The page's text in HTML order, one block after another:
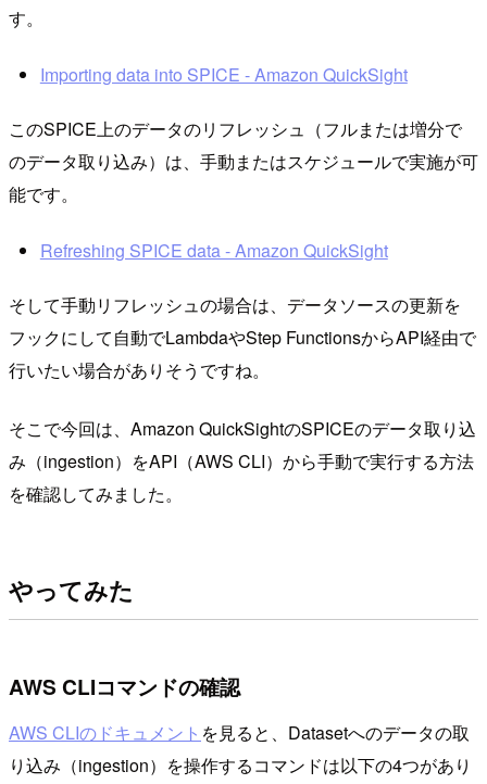
す。
Importing data into SPICE - Amazon QuickSight
このSPICE上のデータのリフレッシュ（フルまたは増分で
のデータ取り込み）は、手動またはスケジュールで実施が可
能です。
Refreshing SPICE data - Amazon QuickSight
そして手動リフレッシュの場合は、データソースの更新を
フックにして自動でLambdaやStep FunctionsからAPI経由で
行いたい場合がありそうですね。
そこで今回は、Amazon QuickSightのSPICEのデータ取り込
み（ingestion）をAPI（AWS CLI）から手動で実行する方法
を確認してみました。
やってみた
AWS CLIコマンドの確認
AWS CLIのドキュメント を見ると、Datasetへのデータの取
り込み（ingestion）を操作するコマンドは以下の4つがあり